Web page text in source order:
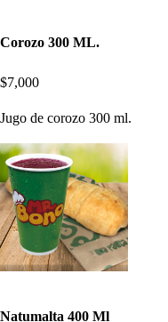
Corozo 300 ML.
$7,000
Jugo de corozo 300 ml.
Natumalta 400 Ml